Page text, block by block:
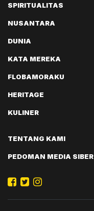
SPIRITUALITAS
NUSANTARA
DUNIA
KATA MEREKA
FLOBAMORAKU
HERITAGE
KULINER
TENTANG KAMI
PEDOMAN MEDIA SIBER